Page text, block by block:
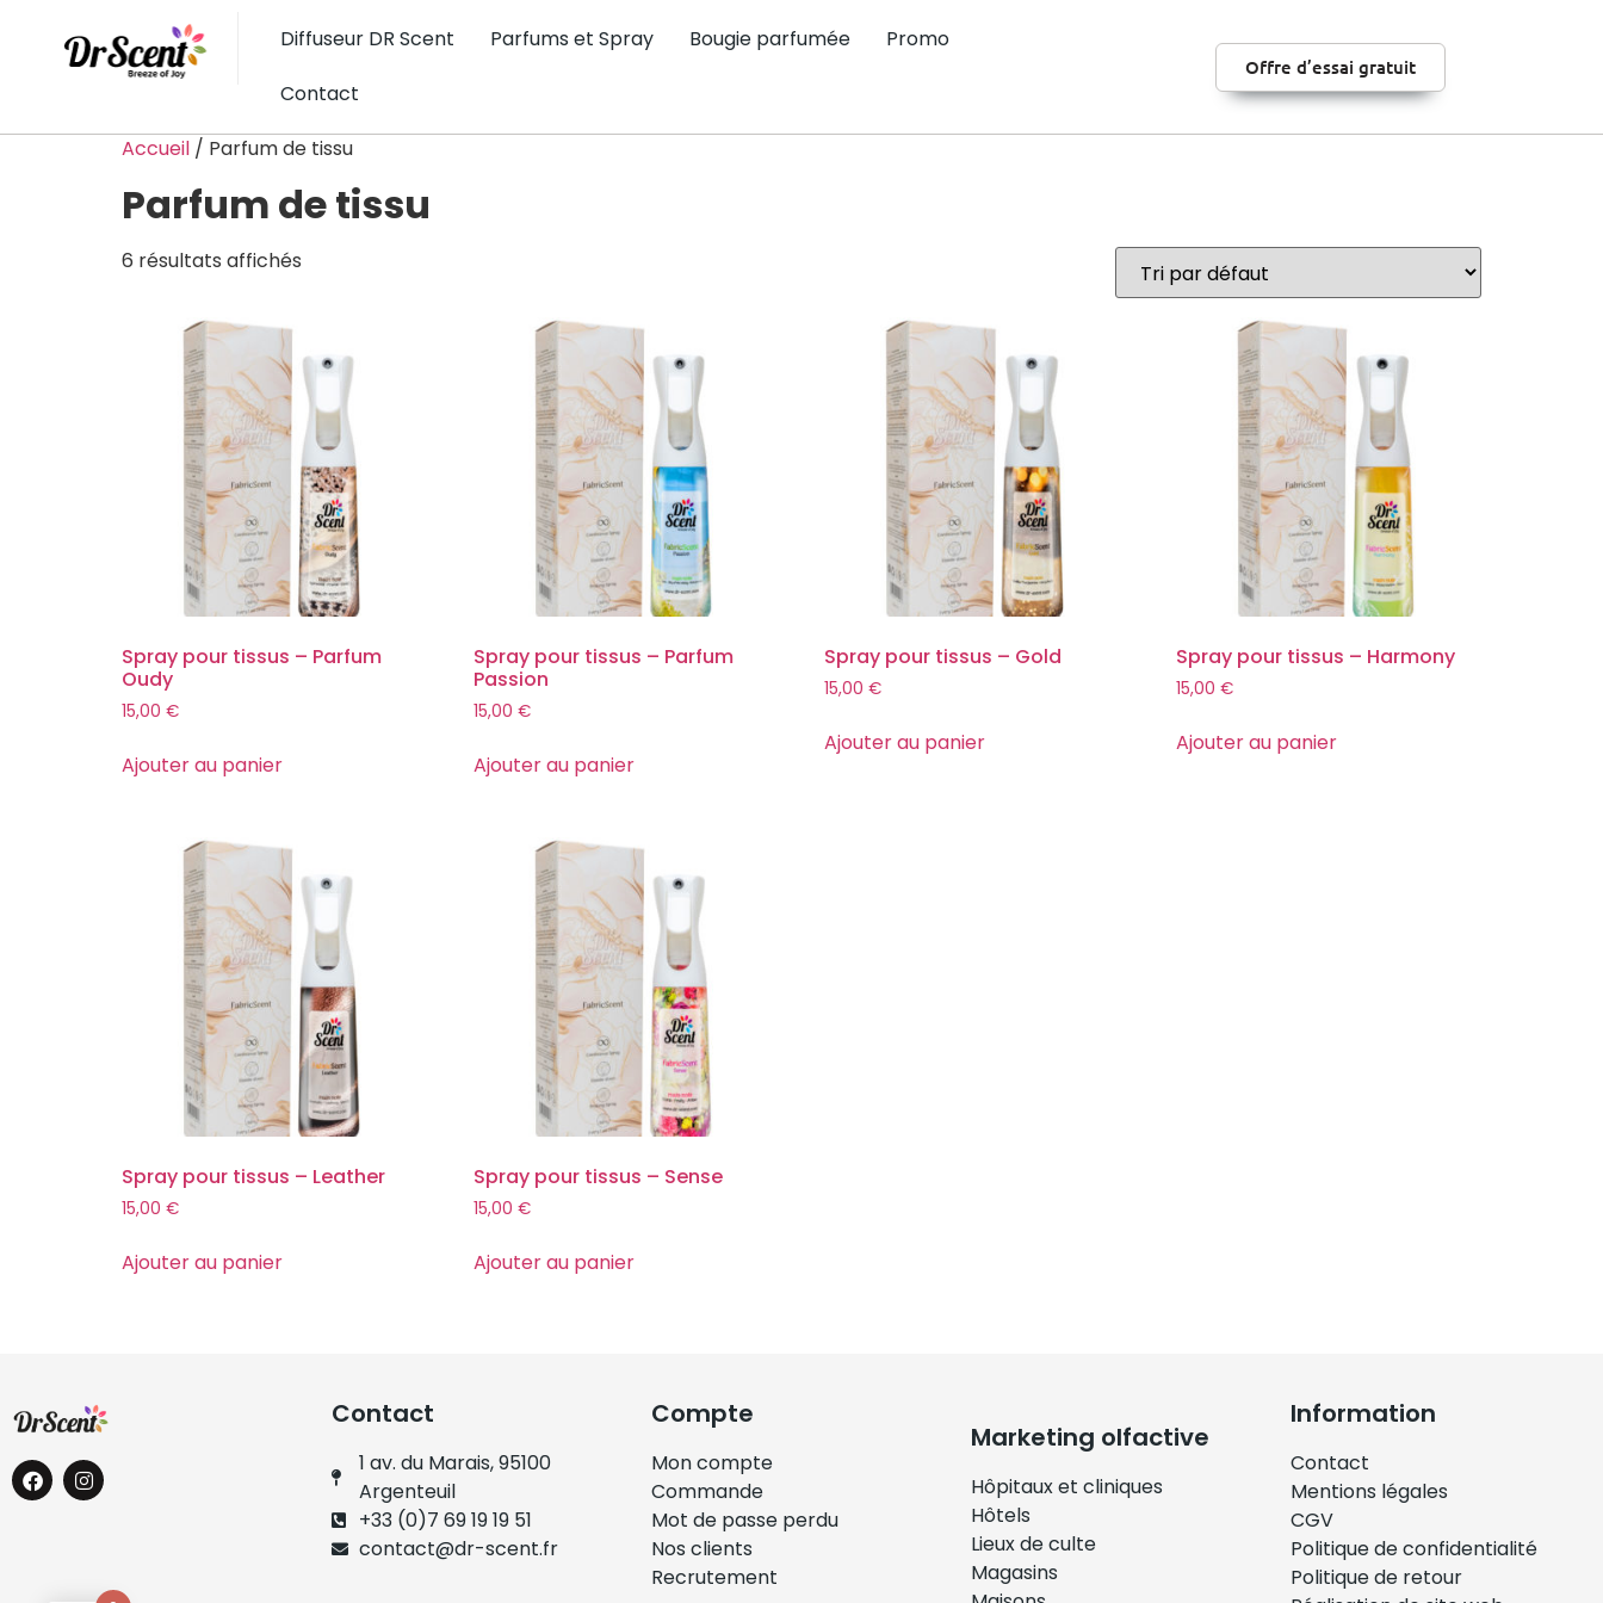
Diffuseur DR Scent Parfums et Spray Bougie parfumée
Promo
Contact
Offre d’essai gratuit
Accueil / Parfum de tissu
Parfum de tissu
6 résultats affichés
Spray pour tissus – Parfum
Oudy
15,00 €
Ajouter au panier
Spray pour tissus – Parfum
Passion
15,00 €
Ajouter au panier
Spray pour tissus – Gold
15,00€
Ajouter au panier
Spray pour tissus – Harmony
15,00€
Ajouter au panier
Spray pour tissus – Leather
15,00 €
Ajouter au panier
Spray pour tissus – Sense
15,00 €
Ajouter au panier
Contact
1 av. du Marais, 95100
Argenteuil
+33 (0)7 69 19 19 51
contact@dr-scent.fr
Compte
Mon compte
Commande
Mot de passe perdu
Nos clients
Recrutement
Marketing olfactive
Hôpitaux et cliniques
Hôtels
Lieux de culte
Magasins
Information
Contact
Mentions légales
CGV
Politique de confidentialité
Politique de retour